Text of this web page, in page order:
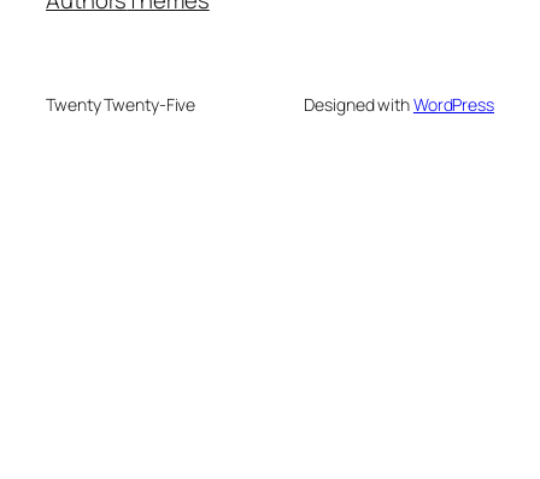
Twenty Twenty-Five Designed withWordPress